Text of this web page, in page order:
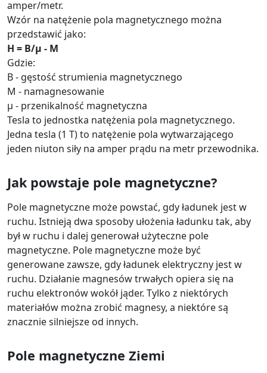
amper/metr.
Wzór na natężenie pola magnetycznego można
przedstawić jako:
H = B/μ - M
Gdzie:
B - gęstość strumienia magnetycznego
M - namagnesowanie
μ - przenikalność magnetyczna
Tesla to jednostka natężenia pola magnetycznego.
Jedna tesla (1 T) to natężenie pola wytwarzającego
jeden niuton siły na amper prądu na metr przewodnika.
Jak powstaje pole magnetyczne?
Pole magnetyczne może powstać, gdy ładunek jest w
ruchu. Istnieją dwa sposoby ułożenia ładunku tak, aby
był w ruchu i dalej generował użyteczne pole
magnetyczne. Pole magnetyczne może być
generowane zawsze, gdy ładunek elektryczny jest w
ruchu. Działanie magnesów trwałych opiera się na
ruchu elektronów wokół jąder. Tylko z niektórych
materiałów można zrobić magnesy, a niektóre są
znacznie silniejsze od innych.
Pole magnetyczne Ziemi